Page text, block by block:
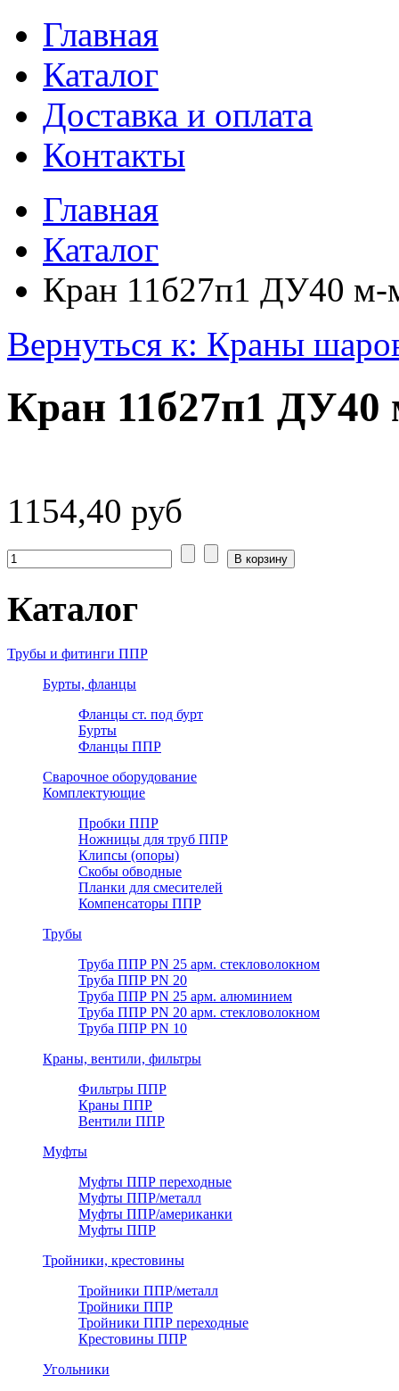
Главная
Каталог
Доставка и оплата
Контакты
Главная
Каталог
Кран 11б27п1 ДУ40 м-
Вернуться к: Краны
Кран 11б27п1
1154,40 руб
Каталог
Трубы и фитинги ППР
Бурты, фланцы
Фланцы ст. под бурт
Бурты
Фланцы ППР
Сварочное оборудование
Комплектующие
Пробки ППР
Ножницы для труб ППР
Клипсы (опоры)
Скобы обводные
Планки для смесителей
Компенсаторы ППР
Трубы
Труба ППР PN 25 арм. стекловолокном
Труба ППР PN 20
Труба ППР PN 25 арм. алюминием
Труба ППР PN 20 арм. стекловолокном
Труба ППР PN 10
Краны, вентили, фильтры
Фильтры ППР
Краны ППР
Вентили ППР
Муфты
Муфты ППР переходные
Муфты ППР/металл
Муфты ППР/американки
Муфты ППР
Тройники, крестовины
Тройники ППР/металл
Тройники ППР
Тройники ППР переходные
Крестовины ППР
Угольники